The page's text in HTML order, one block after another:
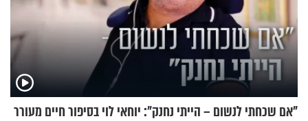
"אם שכחתי לנשום – הייתי נחנק": יוחאי לוי בסיפור חיים מעורר